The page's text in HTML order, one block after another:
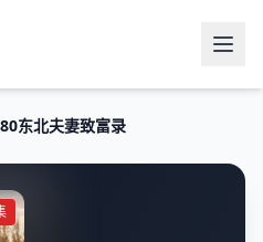
东北夫妻致富录